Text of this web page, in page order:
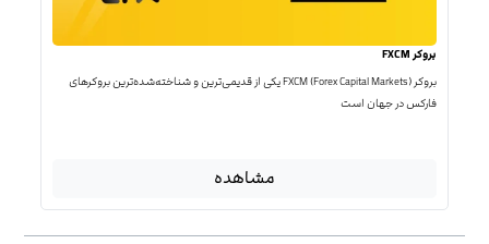
بروکر FXCM
بروکر FXCM (Forex Capital Markets) یکی از قدیمی‌ترین و شناخته‌شده‌ترین بروکرهای
فارکس در جهان است
مشاهده